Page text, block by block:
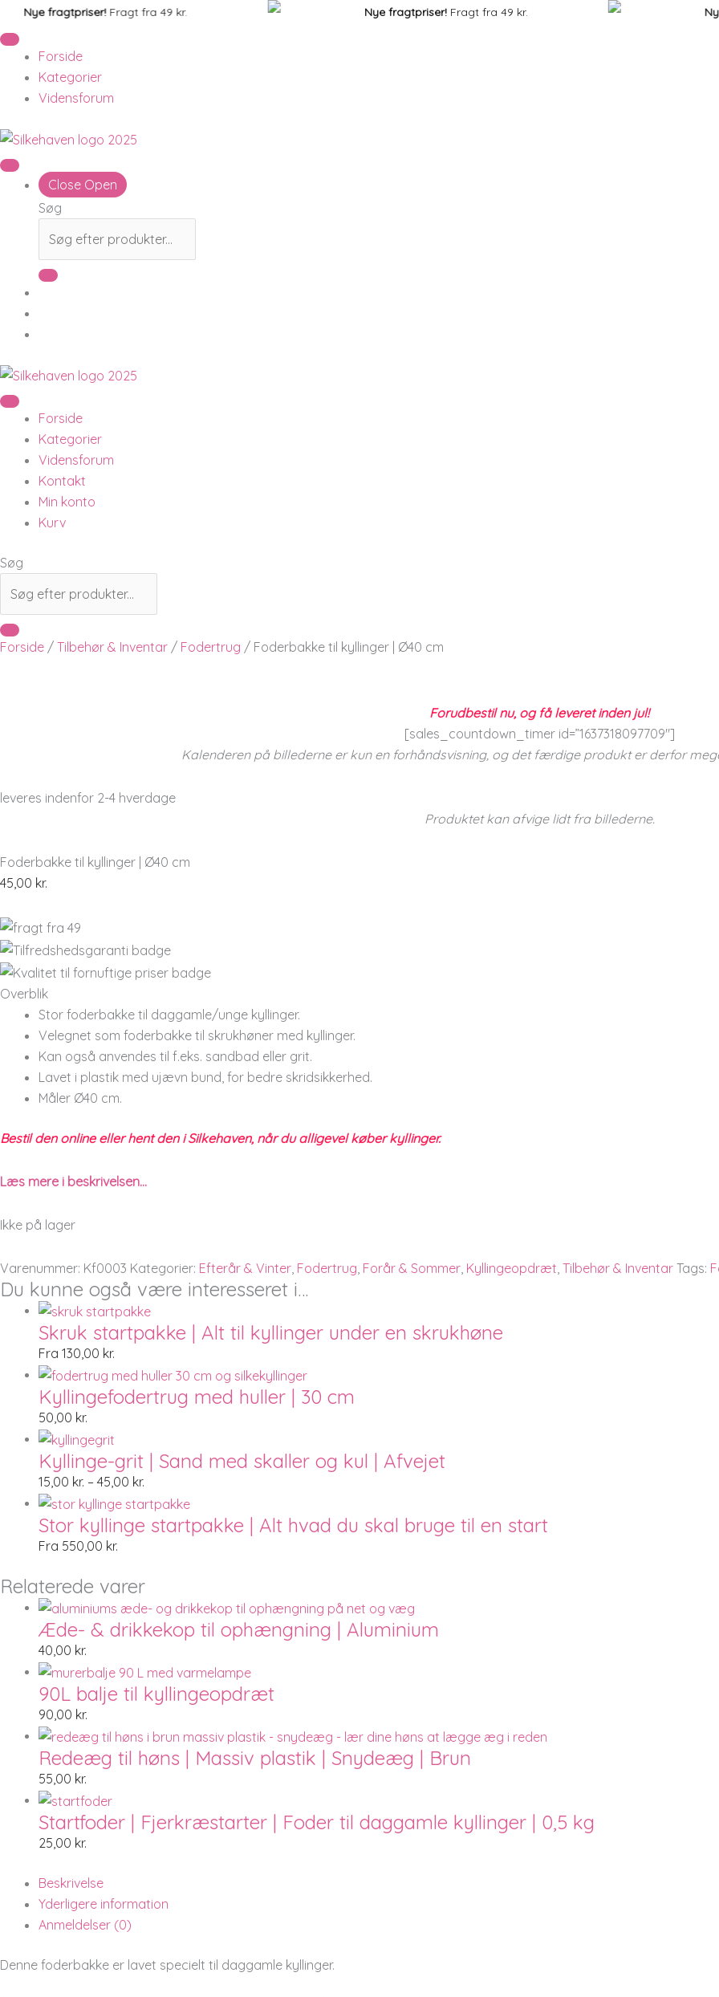
til
indholdet
Nye fragtpriser!Fragt fra 49 kr. Nye fragtpriser!Fragt fra 49 kr. Nye
Forside
Kategorier
Vidensforum
Close Open
Søg
Forside
Kategorier
Vidensforum
Kontakt
Min konto
Kurv
Søg
Forside / Tilbehør & Inventar / Fodertrug / Foderbakke til kyllinger | Ø40 cm
Forudbestil nu, og få leveret inden jul!
[sales_countdown_timer id=”1637318097709″]
Kalenderen på billederne er kun en forhåndsvisning, og det færdige produkt er derfor
leveres indenfor 2-4 hverdage
Produktet kan afvige lidt fra billederne.
Foderbakke til kyllinger | Ø40 cm
45,00 kr.
Overblik
Stor foderbakke til daggamle/unge kyllinger.
Velegnet som foderbakke til skrukhøner med kyllinger.
Kan også anvendes til f.eks. sandbad eller grit.
Lavet i plastik med ujævn bund, for bedre skridsikkerhed.
Måler Ø40 cm.
Bestil den online eller hent den i Silkehaven, når du alligevel køber kyllinger.
Læs mere i beskrivelsen…
Ikke på lager
Varenummer: Kf0003 Kategorier: Efterår & Vinter Fodertrug Forår & Sommer Kyllingeopdræt Tilbehør & Inventar Tags:
Du kunne også være interesseret i…
Skruk startpakke | Alt til kyllinger under en skrukhøne
Fra 130,00 kr.
Kyllingefodertrug med huller | 30 cm
50,00 kr.
Kyllinge-grit | Sand med skaller og kul | Afvejet
15,00 kr. – 45,00 kr.
Prisinterval:
Stor kyllinge startpakke | Alt hvad du skal bruge til en start
Fra 550,00 kr.
Relaterede varer
Æde- & drikkekop til ophængning | Aluminium
40,00 kr.
90L balje til kyllingeopdræt
90,00 kr.
Redeæg til høns | Massiv plastik | Snydeæg | Brun
55,00 kr.
Startfoder | Fjerkræstarter | Foder til daggamle kyllinger | 0,5 kg
25,00 kr.
Beskrivelse
Yderligere information
Anmeldelser (0)
Denne foderbakke er lavet specielt til daggamle kyllinger.